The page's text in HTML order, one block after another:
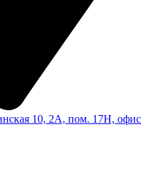
10, 2А, пом. 17Н, офис